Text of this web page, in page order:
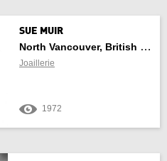
SUE MUIR
North Vancouver, British Columbia
Joaillerie
1972